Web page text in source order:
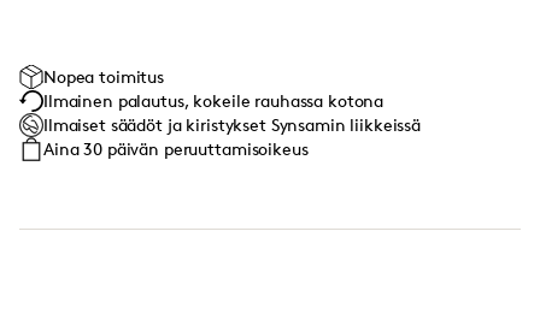
Nopea toimitus
Ilmainen palautus, kokeile rauhassa kotona
Ilmaiset säädöt ja kiristykset Synsamin liikkeissä
Aina 30 päivän peruuttamisoikeus